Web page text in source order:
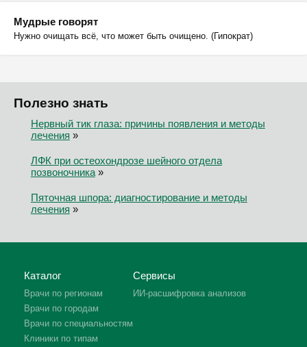
Мудрые говорят
Нужно очищать всё, что может быть очищено. (Гипократ)
Полезно знать
Нервный тик глаза: причины появления и методы
лечения »
ЛФК при остеохондрозе шейного отдела
позвоночника»
Пяточная шпора: диагностирование и методы
лечения »
Каталог
Врачи по регионам
Врачи по городам
Врачи по специальностям
Клиники по типам
Сервисы
ИИ-расшифровка анализов